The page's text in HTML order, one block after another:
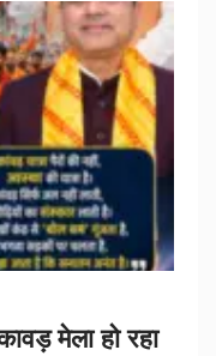
मेला हो रहा